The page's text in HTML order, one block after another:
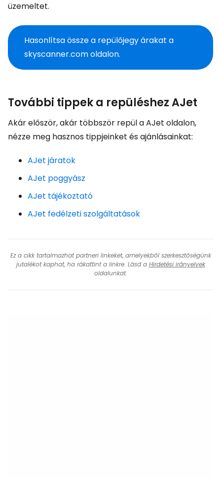
üzemeltet.
Hasonlítsa össze a repülőjegy árakat a
skyscanner.com oldalon.
További tippek a repüléshez AJet
Akár először, akár többször repül a AJet oldalon,
nézze meg hasznos tippjeinket és ajánlásainkat:
AJet járatok
AJet poggyász
AJet tájékoztató
AJet fedélzeti szolgáltatások
Ez a cikk tartalmazhat partneri linkeket, amelyekből szerkesztőségünk
jutalékot kaphat, ha rákattint a linkre. Lásd a Hirdetési irányelvek
oldalunkat.